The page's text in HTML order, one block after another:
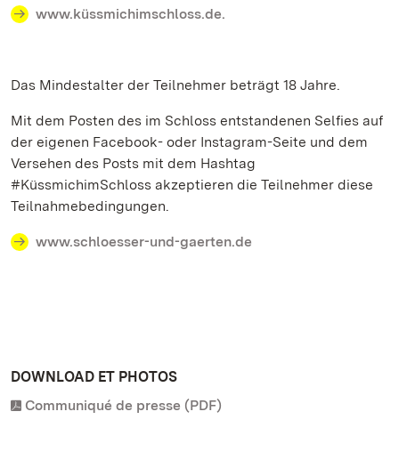
www.küssmichimschloss.de.
Das Mindestalter der Teilnehmer beträgt 18 Jahre.
Mit dem Posten des im Schloss entstandenen Selfies auf
der eigenen Facebook- oder Instagram-Seite und dem
Versehen des Posts mit dem Hashtag
#KüssmichimSchloss akzeptieren die Teilnehmer diese
Teilnahmebedingungen.
www.schloesser-und-gaerten.de
DOWNLOAD ET PHOTOS
Communiqué de presse (PDF)